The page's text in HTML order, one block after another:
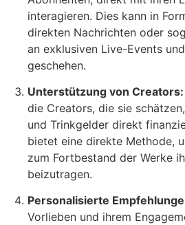
interagieren. Dies kann in
direkten Nachrichten oder
an exklusiven Live-Events
geschehen.
Unterstützung von Creators:
die Creators, die sie
und Trinkgelder direkt
bietet eine direkte Methode,
zum Fortbestand der Werke
beizutragen.
Personalisierte
Vorlieben und ihrem